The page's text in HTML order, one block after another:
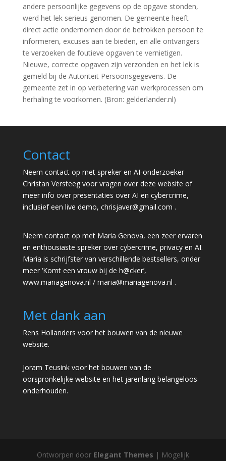
andere persoonlijke gegevens op de opgave stonden,
werd het lek serieus genomen. De gemeente heeft
direct actie ondernomen door de betrokken persoon te
informeren, excuses aan te bieden, en alle ontvangers
te verzoeken de foutieve opgaven te vernietigen.
Nieuwe, correcte opgaven zijn verzonden en het lek is
gemeld bij de Autoriteit Persoonsgegevens. De
gemeente zet in op verbetering van werkprocessen om
herhaling te voorkomen. (Bron: gelderlander.nl)
Contact
Neem contact op met spreker en AI-onderzoeker
Christan Versteeg voor vragen over deze website of
meer info over presentaties over AI en cybercrime,
inclusief een live demo, chrisjaver@gmail.com .
Neem contact op met Maria Genova, een zeer ervaren
en enthousiaste spreker over cybercrime, privacy en AI.
Maria is schrijfster van verschillende bestsellers, onder
meer ‘Komt een vrouw bij de h@cker’,
www.mariagenova.nl / maria@mariagenova.nl .
Met dank aan
Rens Hollanders voor het bouwen van de nieuwe
website.
Joram Teusink voor het bouwen van de
oorspronkelijke website en het jarenlang belangeloos
onderhouden.
Ontworpen door Elegant Themes | Mogelijk